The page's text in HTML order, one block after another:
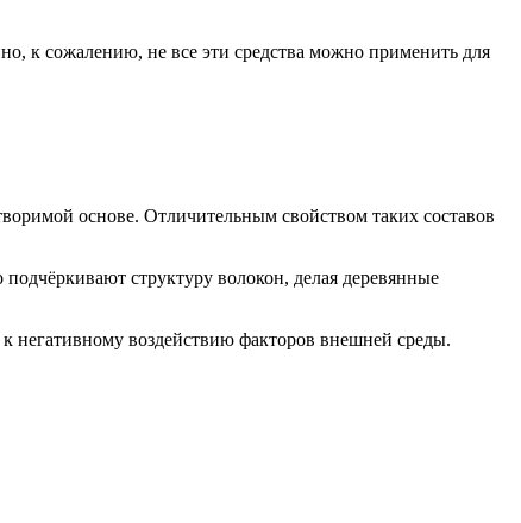
к сожалению, не все эти средства можно применить для
основе. Отличительным свойством таких составов
структуру волокон, делая деревянные
воздействию факторов внешней среды.